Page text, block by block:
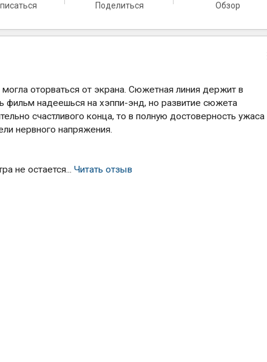
Поделиться Обзор
оторваться от экрана. Сюжетная линия держит в
надеешься на хэппи-энд, но развитие сюжета
счастливого конца, то в полную достоверность ужаса
нервного напряжения.
не остается...Читать отзыв